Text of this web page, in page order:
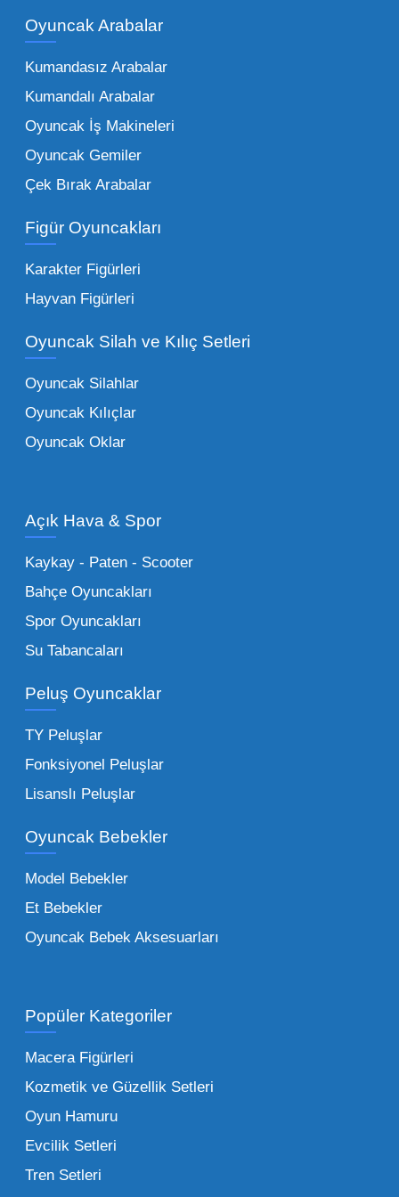
kadar zengindir. Bir mağazanın veya eğitim
çeşitliliği ile doğru orantılıdır. İşte Mega
Oyuncak bünyesinde öne çıkan ve en çok
tercih edilen kategorilerimiz:
Peluş Oyuncaklar:
vazgeçilmezi olan yumuşak dokulu sevilen
seçeneklerimizi keşfederek koleksiyonunuza
en sevilen karakterleri ekleyebilirsiniz.
Eğitici Setler:
tarafından tercih edilentoptan eğitici
ebeveynlerin son yıllarda en çok satın aldığı
ürün grupları arasında yer almaktadır.
Oyuncak Araçlar:
stok imkanımızla sunulmaktadır.
Küçük Oyuncaklar:
sağlayan toptan küçük oyuncaklar, bakkallar,
Bu kategorideki küçük oyuncaklar toptan
alımlarda çok düşük maliyetlerle yüksek
adetli stok yapmanıza olanak tanır. Özellikle
sürpriz paketler ve figürler, çocukların
harçlıklarıyla kolayca alabildiği ürünlerdir.
Çocuk Oyuncakları Toptan Seçenekleri:
Bebeklik döneminden ergenliğe kadar geniş
toptan tedariği yaparken, piyasadaki en son
figürlerden geleneksel oyun setlerine kadar
her şeyi portföyümüzde bulabilirsiniz.
İşletmeler için toptan oyuncak satış ve alımı
şüphesiz ki birim maliyetin düşmesidir.
Oyuncak toptan kanalına geçildiğinde,
perakende satış fiyatı ile alış fiyatı arasındaki
makas açılır ve bu da ciddi kâr marjları elde
edilmesini sağlar. Toplu alımlarda uygulanan
Oyuncak Arabalar
Kumandasız Arabalar
Kumandalı Arabalar
Oyuncak İş Makineleri
Oyuncak Gemiler
Çek Bırak Arabalar
Figür Oyuncakları
Karakter Figürleri
Hayvan Figürleri
Oyuncak Silah ve Kılıç Setleri
Oyuncak Silahlar
Oyuncak Kılıçlar
Oyuncak Oklar
Açık Hava & Spor
Kaykay - Paten - Scooter
Bahçe Oyuncakları
Spor Oyuncakları
Su Tabancaları
Peluş Oyuncaklar
TY Peluşlar
Fonksiyonel Peluşlar
Lisanslı Peluşlar
Oyuncak Bebekler
Model Bebekler
Et Bebekler
Oyuncak Bebek Aksesuarları
Popüler Kategoriler
Macera Figürleri
Kozmetik ve Güzellik Setleri
Oyun Hamuru
Evcilik Setleri
Tren Setleri